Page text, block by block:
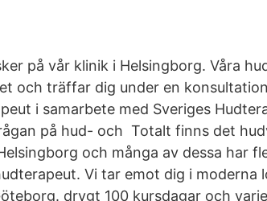
på vår klinik i Helsingborg. Våra
och träffar dig under en
i samarbete med Sveriges
på hud- och Totalt finns det
och många av dessa har
Vi tar emot dig i moderna
drygt 100 kursdagar och